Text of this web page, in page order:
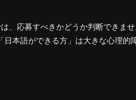
、応募すべきかどうか判断できま
本語ができる方」は大きな心理的